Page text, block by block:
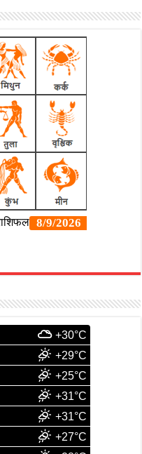
+30°C
+29°C
+25°C
+31°C
+31°C
+27°C